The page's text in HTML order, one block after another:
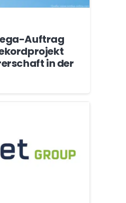
Auftrag
in der